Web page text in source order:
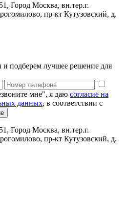
Город Москва, вн.тер.г.
пр-кт Кутузовский, д.
подберем лучшее решение для
мне", я даю согласие на
данных, в соответствии с
Город Москва, вн.тер.г.
пр-кт Кутузовский, д.